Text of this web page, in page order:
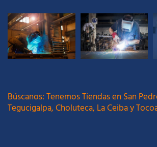
Búscanos: Tenemos Tiendas en San
Tegucigalpa, Choluteca, La Ceiba y